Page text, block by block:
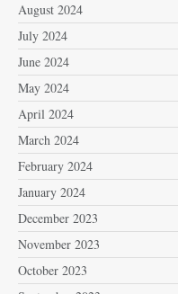
August 2024
July 2024
June 2024
May 2024
April 2024
March 2024
February 2024
January 2024
December 2023
November 2023
October 2023